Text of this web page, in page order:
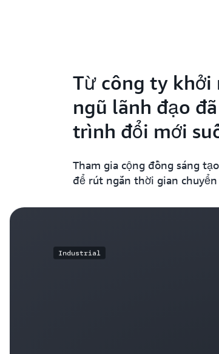
Từ công ty khởi
ngũ lãnh đạo
trình đổi mới
Tham gia cộng đồng sáng
để rút ngắn thời gian
Industrial